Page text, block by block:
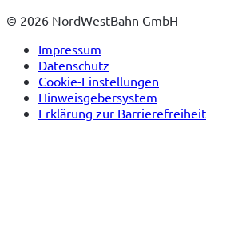
© 2026 NordWestBahn GmbH
Impressum
Datenschutz
Cookie-Einstellungen
Hinweisgebersystem
Erklärung zur Barrierefreiheit